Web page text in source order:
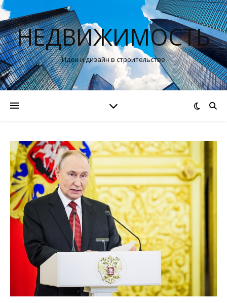
НЕДВИЖИМОСТЬ
Идеи и дизайн в строительстве